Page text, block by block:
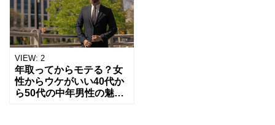
VIEW: 2
年取ってからモテる？女
性からウケがいい40代か
ら50代の中年男性の魅